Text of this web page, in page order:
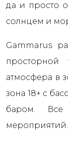
да и просто
солнцем и
Gammarus
просторной
атмосфера в
зона 18+ с
баром.
мероприятий.